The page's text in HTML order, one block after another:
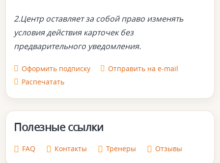
2.Центр оставляет за собой право изменять
условия действия карточек без
предварительного уведомления.
Оформить подписку
Отправить на e-mail
Распечатать
Полезные ссылки
FAQ Контакты Тренеры Отзывы